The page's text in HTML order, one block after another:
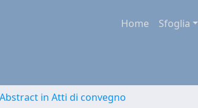
Home Sfoglia
in Atti di convegno